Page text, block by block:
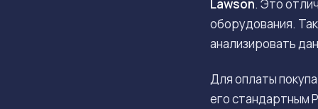
Lawson. Это
оборудования.
анализировать
Для оплаты
его стандартным